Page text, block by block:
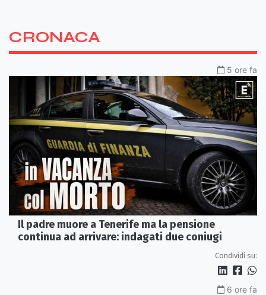
CRONACA
5 ore fa
Il padre muore a Tenerife ma la pensione
continua ad arrivare: indagati due coniugi
Condividi su:
6 ore fa